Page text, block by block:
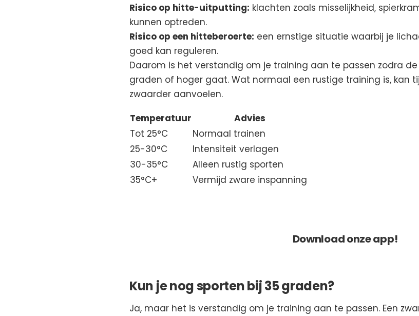
Risico op hitte-uitputting: klachten zoals misselijkheid,
kunnen optreden.
Risico op een hitteberoerte: een ernstige situatie waarbij je
goed kan reguleren.
Daarom is het verstandig om je training aan te passen zodra
graden of hoger gaat. Wat normaal een rustige training is, kan
zwaarder aanvoelen.
Temperatuur
Advies
Tot 25°C
Normaal trainen
25-30°C
Intensiteit verlagen
30-35°C
Alleen rustig sporten
35°C+
Vermijd zware inspanning
Download onze app!
Kun je nog sporten bij 35 graden?
Ja, maar het is verstandig om je training aan te passen. Een